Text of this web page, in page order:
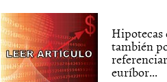
Hipotecas
también
euríbor...